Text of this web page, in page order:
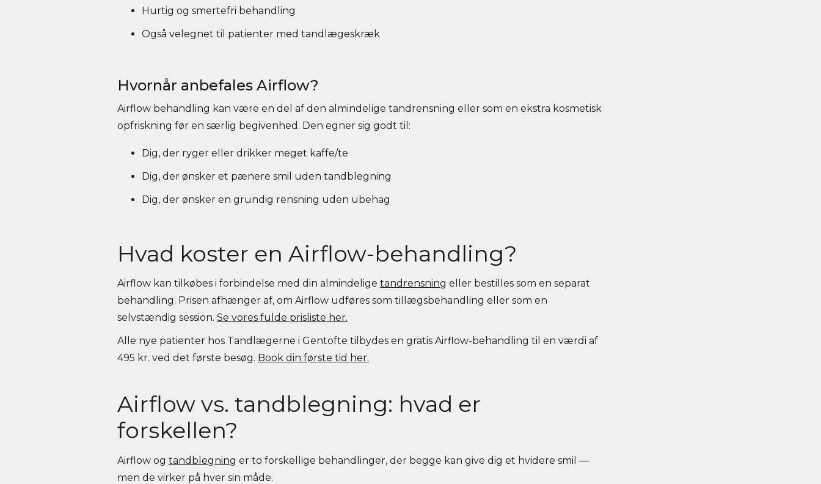
Hurtig og smertefri behandling
Også velegnet til patienter med tandlægeskræk
Hvornår anbefales Airflow?
Airflow behandling kan være en del af den almindelige tandrensning eller som en ekstra kosmetisk
opfriskning før en særlig begivenhed. Den egner sig godt til:
Dig, der ryger eller drikker meget kaffe/te
Dig, der ønsker et pænere smil uden tandblegning
Dig, der ønsker en grundig rensning uden ubehag
Hvad koster en Airflow-behandling?
Airflow kan tilkøbes i forbindelse med din almindelige tandrensning eller bestilles som en separat
behandling. Prisen afhænger af, om Airflow udføres som tillægsbehandling eller som en
selvstændig session. Se vores fulde prisliste her.
Alle nye patienter hos Tandlægerne i Gentofte tilbydes en gratis Airflow-behandling til en værdi af
495 kr. ved det første besøg. Book din første tid her.
Airflow vs. tandblegning: hvad er
forskellen?
Airflow og tandblegning er to forskellige behandlinger, der begge kan give dig et hvidere smil —
men de virker på hver sin måde.